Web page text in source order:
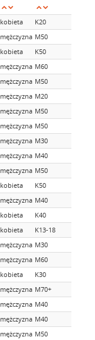
kobieta K20
mężczyzna M50
kobieta K50
mężczyzna M60
mężczyzna M50
mężczyzna M20
mężczyzna M50
mężczyzna M50
mężczyzna M30
mężczyzna M40
mężczyzna M50
kobieta
K50
mężczyzna M40
kobieta
K40
kobieta K13-18
mężczyzna M30
mężczyzna M60
kobieta K30
mężczyzna M70+
mężczyzna M40
mężczyzna M40
mężczyzna M50